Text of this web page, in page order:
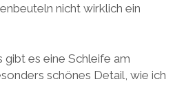
nicht wirklich ein
gibt es eine Schleife am
schönes Detail, wie ich